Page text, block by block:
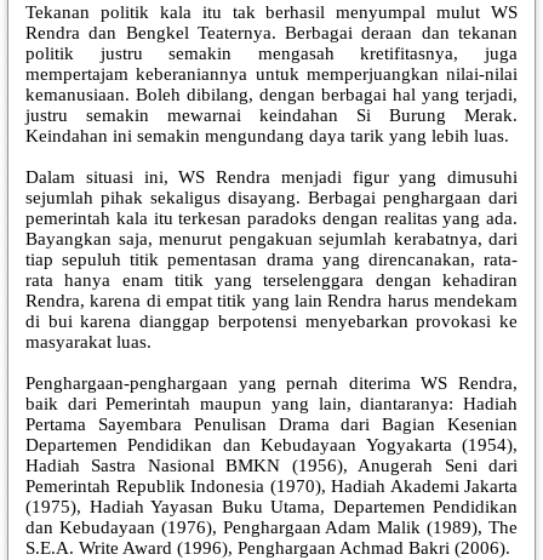
Tekanan politik kala itu tak berhasil menyumpal mulut WS
Rendra dan Bengkel Teaternya. Berbagai deraan dan tekanan
politik justru semakin mengasah kretifitasnya, juga
mempertajam keberaniannya untuk memperjuangkan nilai-nilai
kemanusiaan. Boleh dibilang, dengan berbagai hal yang terjadi,
justru semakin mewarnai keindahan Si Burung Merak.
Keindahan ini semakin mengundang daya tarik yang lebih luas.
Dalam situasi ini, WS Rendra menjadi figur yang dimusuhi
sejumlah pihak sekaligus disayang. Berbagai penghargaan dari
pemerintah kala itu terkesan paradoks dengan realitas yang ada.
Bayangkan saja, menurut pengakuan sejumlah kerabatnya, dari
tiap sepuluh titik pementasan drama yang direncanakan, rata-
rata hanya enam titik yang terselenggara dengan kehadiran
Rendra, karena di empat titik yang lain Rendra harus mendekam
di bui karena dianggap berpotensi menyebarkan provokasi ke
masyarakat luas.
Penghargaan-penghargaan yang pernah diterima WS Rendra,
baik dari Pemerintah maupun yang lain, diantaranya: Hadiah
Pertama Sayembara Penulisan Drama dari Bagian Kesenian
Departemen Pendidikan dan Kebudayaan Yogyakarta (1954),
Hadiah Sastra Nasional BMKN (1956), Anugerah Seni dari
Pemerintah Republik Indonesia (1970), Hadiah Akademi Jakarta
(1975), Hadiah Yayasan Buku Utama, Departemen Pendidikan
dan Kebudayaan (1976), Penghargaan Adam Malik (1989), The
S.E.A. Write Award (1996), Penghargaan Achmad Bakri (2006).